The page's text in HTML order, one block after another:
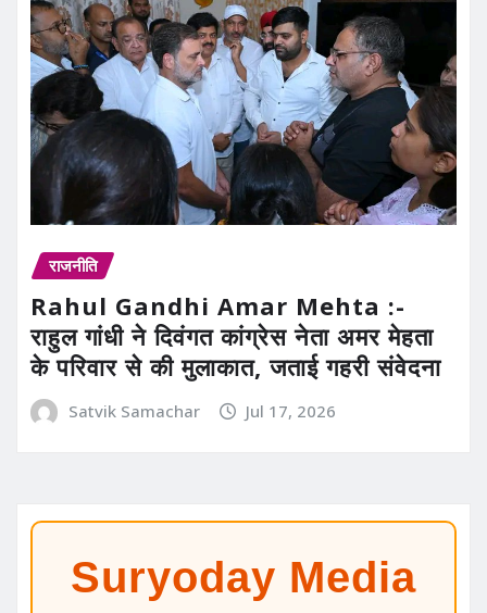
राजनीति
Rahul Gandhi Amar Mehta :-
राहुल गांधी ने दिवंगत कांग्रेस नेता अमर मेहता
के परिवार से की मुलाकात, जताई गहरी संवेदना
Satvik Samachar Jul 17, 2026
Suryoday Media